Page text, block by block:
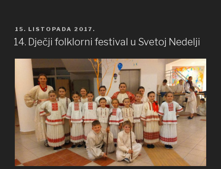
OBJAVLJENO
15. LISTOPADA 2017.
14. Dječji folklorni festival u Svetoj Nedelji